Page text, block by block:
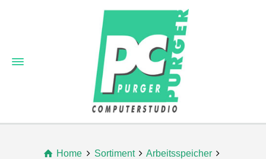
Home Sortiment
Arbeitsspeicher